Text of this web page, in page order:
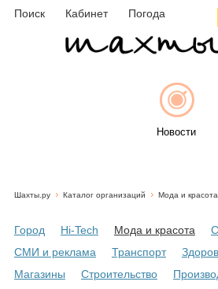
Поиск Кабинет Погода
Новости
Объявления
Шахты.ру Каталог организаций Мода и красота
Город Hi-Tech Мода и красота
СМИ и реклама
Транспорт
Магазины
Строительство